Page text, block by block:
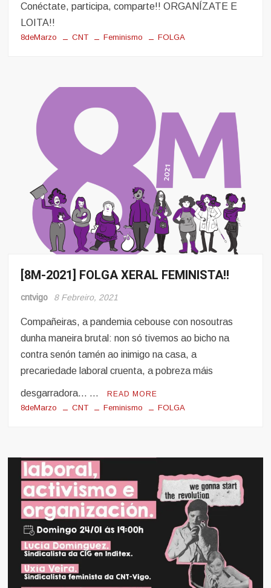
Conéctate, participa, comparte!! ORGANÍZATE E
LOITA!!
8deMarzo CNT Feminismo FOLGA
8
Mulleres
Obreiras
[8M-2021] FOLGA XERAL FEMINISTA!!
cntvigo 8 Febreiro, 2021
Compañeiras, a pandemia cebouse con nosoutras
dunha maneira brutal: non só tivemos ao bicho na
contra senón tamén ao inimigo na casa, a
precariedade laboral cruenta, a pobreza máis
desgarradora… … READ MORE
8deMarzo CNT Feminismo FOLGA